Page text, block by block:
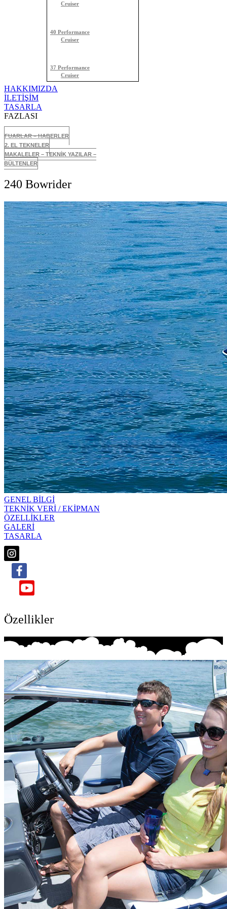
Cruiser
40 Performance
Cruiser
37 Performance
Cruiser
HAKKIMIZDA
İLETİŞİM
TASARLA
FAZLASI
FUARLAR – HABERLER
2. EL TEKNELER
MAKALELER – TEKNİK YAZILAR –
BÜLTENLER
240 Bowrider
GENEL BİLGİ
TEKNİK VERİ / EKİPMAN
ÖZELLİKLER
GALERİ
TASARLA
Özellikler